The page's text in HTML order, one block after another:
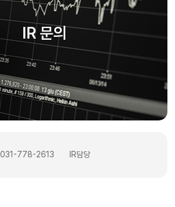
IR 문의
031-778-2613 IR담당